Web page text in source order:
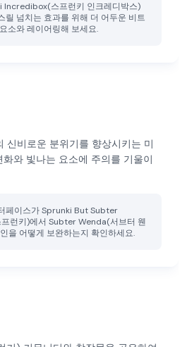
Incredibox(스프런키 인크레디박스)
릴 넘치는 효과를 위해 더 어두운 비트
소와 레이어링해 보세요.
신비로운 분위기를 향상시키는 미
화와 빛나는 요소에 주의를 기울이
페이스가 Sprunki But Subter
런키)에서 Subter Wenda(서브터 웬
을 어떻게 보완하는지 확인하세요.